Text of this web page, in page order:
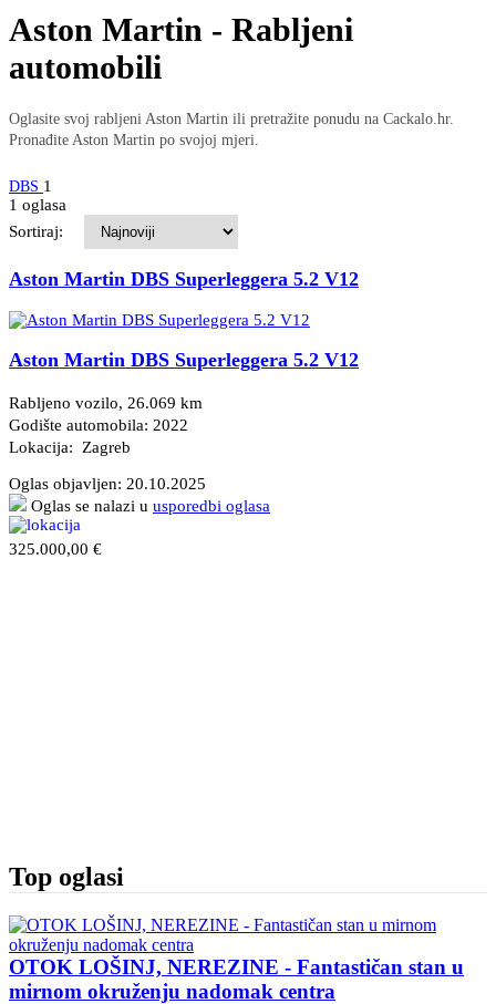
Aston Martin - Rabljeni
automobili
Oglasite svoj rabljeni Aston Martin ili pretražite ponudu na Cackalo.hr.
Pronađite Aston Martin po svojoj mjeri.
DBS 1
1 oglasa
Sortiraj:
Aston Martin DBS Superleggera 5.2 V12
Aston Martin DBS Superleggera 5.2 V12
Rabljeno vozilo, 26.069 km
Godište automobila: 2022
Lokacija: Zagreb
Oglas objavljen: 20.10.2025
Oglas se nalazi u usporedbi oglasa
325.000,00 €
Top oglasi
OTOK LOŠINJ, NEREZINE - Fantastičan stan u
mirnom okruženju nadomak centra